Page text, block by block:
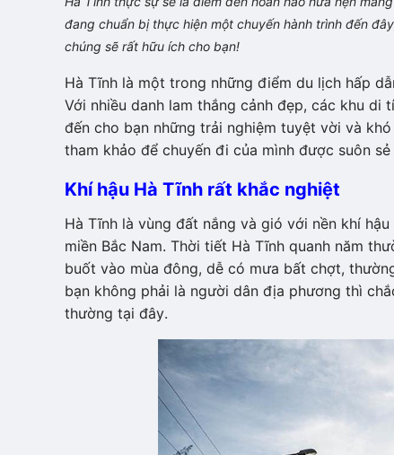
đang chuẩn bị thực hiện một chuyến hành trình đến
chúng sẽ rất hữu ích cho bạn!
Hà Tĩnh là một trong những điểm du lịch hấp
Với nhiều danh lam thắng cảnh đẹp, các khu
đến cho bạn những trải nghiệm tuyệt vời và
tham khảo để chuyến đi của mình được suôn sẻ
Khí hậu Hà Tĩnh rất khắc nghiệt
Hà Tĩnh là vùng đất nắng và gió với nền khí
miền Bắc Nam. Thời tiết Hà Tĩnh quanh năm
buốt vào mùa đông, dễ có mưa bất chợt,
bạn không phải là người dân địa phương thì
thường tại đây.